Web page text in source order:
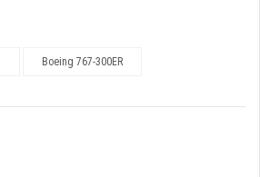
Boeing 767-300ER